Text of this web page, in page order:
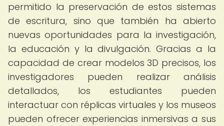
permitido la preservación de estos sistemas
de escritura, sino que también ha abierto
nuevas oportunidades para la investigación,
la educación y la divulgación. Gracias a la
capacidad de crear modelos 3D precisos, los
investigadores pueden realizar análisis
detallados, los estudiantes pueden
interactuar con réplicas virtuales y los museos
pueden ofrecer experiencias inmersivas a sus